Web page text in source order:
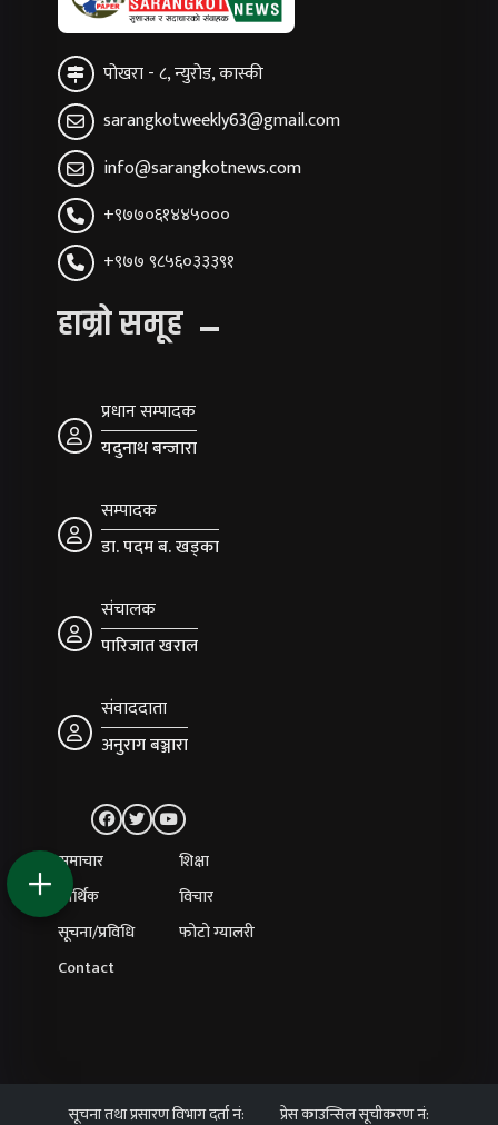
पोखरा - ८, न्युरोड, कास्की
sarangkotweekly63@gmail.com
info@sarangkotnews.com
+९७७०६१४४५०००
+९७७ ९८५६०३३३९१
हाम्रो समूह
प्रधान सम्पादक
यदुनाथ बन्जारा
सम्पादक
डा. पदम ब. खड्का
संचालक
पारिजात खराल
संवाददाता
अनुराग बञ्जारा
समाचार
शिक्षा
आर्थिक
विचार
सूचना/प्रविधि
फोटो ग्यालरी
Contact
सूचना तथा प्रसारण विभाग दर्ता नं: प्रेस काउन्सिल सूचीकरण नं: